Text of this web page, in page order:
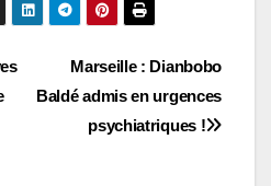
Marseille : Dianbobo
Baldé admis en urgences
psychiatriques !